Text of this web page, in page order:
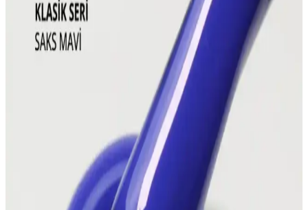
Gyaru Makyaj Stili ve Kullanılan Ürünlerle Canlı
Japon Moda Akımı
Gyaru makyaj stili, canlı allıklar ve ışıltılı cilt görünümüyle Japon
gençleri arasında popülerdir. Doğru ürün seçimi ve saç
aksesuarlarıyla özgün bir tarz oluşturulur.
Yakalı Gömleklerde Makyaj Lekelerinin Önlenmesi
İçin Etkili Yöntemler ve Ürünler
Yakalı gömleklerde makyaj lekelerinin önlenmesi için doğru makyaj
uygulama teknikleri, uygun ürün seçimi ve sabitleme yöntemleri
önemlidir. Boyun bölgesinde renk uyumu sağlayan alternatif
çözümler ve giysi tercihleri de leke oluşumunu azaltır.